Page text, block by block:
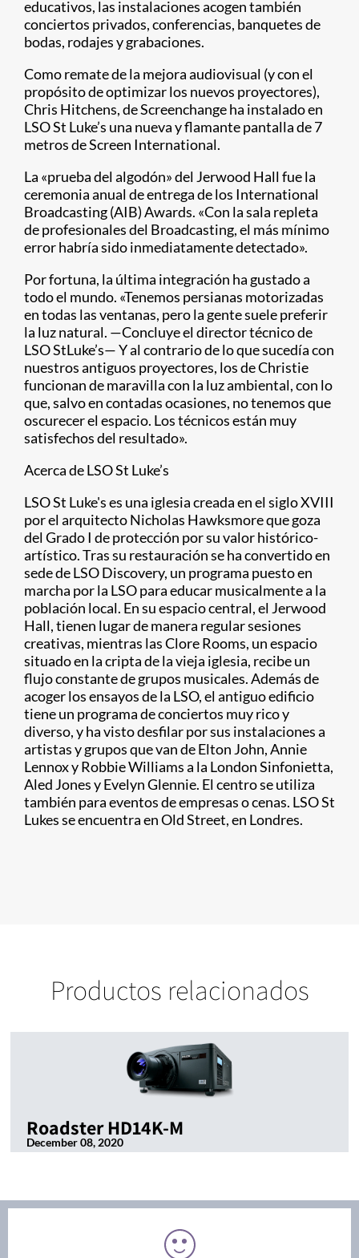
educativos, las instalaciones acogen también
conciertos privados, conferencias, banquetes de
bodas, rodajes y grabaciones.
Como remate de la mejora audiovisual (y con el
propósito de optimizar los nuevos proyectores),
Chris Hitchens, de Screenchange ha instalado en
LSO St Luke’s una nueva y flamante pantalla de 7
metros de Screen International.
La «prueba del algodón» del Jerwood Hall fue la
ceremonia anual de entrega de los International
Broadcasting (AIB) Awards. «Con la sala repleta
de profesionales del Broadcasting, el más mínimo
error habría sido inmediatamente detectado».
Por fortuna, la última integración ha gustado a
todo el mundo. «Tenemos persianas motorizadas
en todas las ventanas, pero la gente suele preferir
la luz natural. —Concluye el director técnico de
LSO StLuke’s— Y al contrario de lo que sucedía con
nuestros antiguos proyectores, los de Christie
funcionan de maravilla con la luz ambiental, con lo
que, salvo en contadas ocasiones, no tenemos que
oscurecer el espacio. Los técnicos están muy
satisfechos del resultado».
Acerca de LSO St Luke’s
LSO St Luke's es una iglesia creada en el siglo XVIII
por el arquitecto Nicholas Hawksmore que goza
del Grado I de protección por su valor histórico-
artístico. Tras su restauración se ha convertido en
sede de LSO Discovery, un programa puesto en
marcha por la LSO para educar musicalmente a la
población local. En su espacio central, el Jerwood
Hall, tienen lugar de manera regular sesiones
creativas, mientras las Clore Rooms, un espacio
situado en la cripta de la vieja iglesia, recibe un
flujo constante de grupos musicales. Además de
acoger los ensayos de la LSO, el antiguo edificio
tiene un programa de conciertos muy rico y
diverso, y ha visto desfilar por sus instalaciones a
artistas y grupos que van de Elton John, Annie
Lennox y Robbie Williams a la London Sinfonietta,
Aled Jones y Evelyn Glennie. El centro se utiliza
también para eventos de empresas o cenas. LSO St
Lukes se encuentra en Old Street, en Londres.
Productos relacionados
Roadster HD14K-M
December 08, 2020